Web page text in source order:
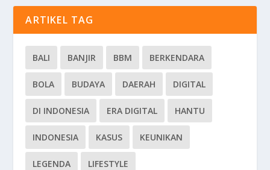
ARTIKEL TAG
BALI BANJIR BBM BERKENDARA
BOLA BUDAYA DAERAH DIGITAL
DI INDONESIA ERA DIGITAL HANTU
INDONESIA KASUS KEUNIKAN
LEGENDA LIFESTYLE